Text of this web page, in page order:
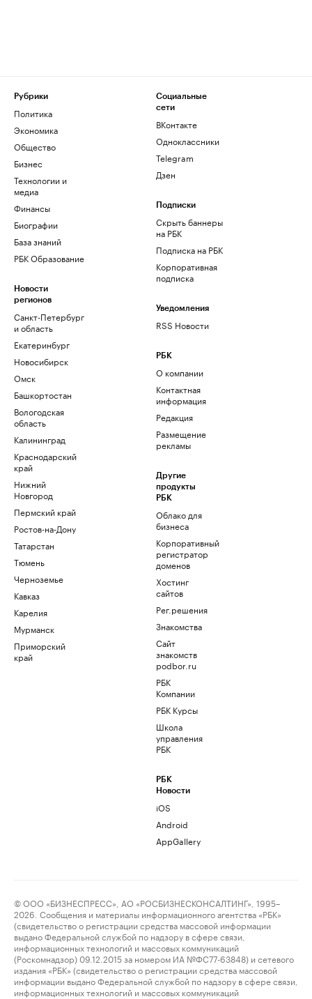
Рубрики
Политика
Экономика
Общество
Бизнес
Технологии и
медиа
Финансы
Биографии
База знаний
РБК Образование
Новости
регионов
Санкт-Петербург
и область
Екатеринбург
Новосибирск
Омск
Башкортостан
Вологодская
область
Калининград
Краснодарский
край
Нижний
Новгород
Пермский край
Ростов-на-Дону
Татарстан
Тюмень
Черноземье
Кавказ
Карелия
Мурманск
Приморский
край
Социальные
сети
ВКонтакте
Одноклассники
Telegram
Дзен
Подписки
Скрыть баннеры
на РБК
Подписка на РБК
Корпоративная
подписка
Уведомления
RSS Новости
РБК
О компании
Контактная
информация
Редакция
Размещение
рекламы
Другие
продукты
РБК
Облако для
бизнеса
Корпоративный
регистратор
доменов
Хостинг
сайтов
Рег.решения
Знакомства
Сайт
знакомств
podbor.ru
РБК
Компании
РБК Курсы
Школа
управления
РБК
РБК
Новости
iOS
Android
AppGallery
© ООО «БИЗНЕСПРЕСС», АО «РОСБИЗНЕСКОНСАЛТИНГ», 1995–
2026. Сообщения и материалы информационного агентства «РБК»
(свидетельство о регистрации средства массовой информации
выдано Федеральной службой по надзору в сфере связи,
информационных технологий и массовых коммуникаций
(Роскомнадзор) 09.12.2015 за номером ИА №ФС77-63848) и сетевого
издания «РБК» (свидетельство о регистрации средства массовой
информации выдано Федеральной службой по надзору в сфере связи,
информационных технологий и массовых коммуникаций